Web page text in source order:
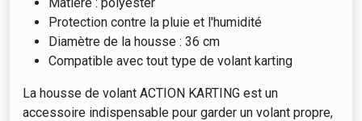
Protection contre la pluie et l'humidité
Diamètre de la housse : 36 cm
Compatible avec tout type de volant karting
La housse de volant ACTION KARTING est un
accessoire indispensable pour garder un volant propre,